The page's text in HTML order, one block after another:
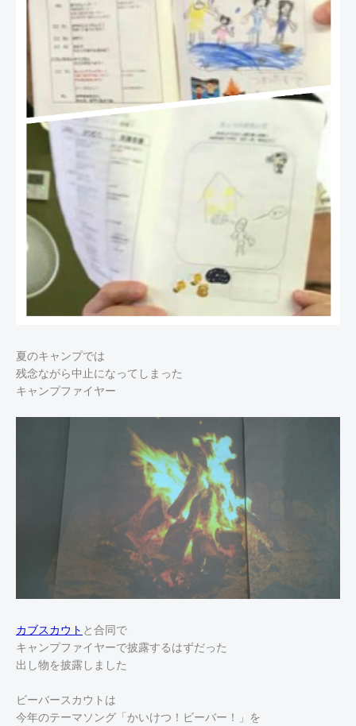
夏のキャンプでは
残念ながら中止になってしまった
キャンプファイヤー
カブスカウト と合同で
キャンプファイヤーで披露するはずだった
出し物を披露しました
ビーバースカウトは
今年のテーマソング「かいけつ！ビーバー！」を